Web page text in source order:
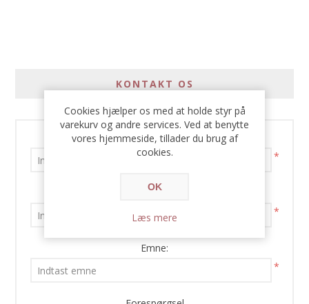
KONTAKT OS
Dit navn
*
Din e-mail
*
Emne:
*
Cookies hjælper os med at holde styr på
varekurv og andre services. Ved at benytte
vores hjemmeside, tillader du brug af
cookies.
OK
Læs mere